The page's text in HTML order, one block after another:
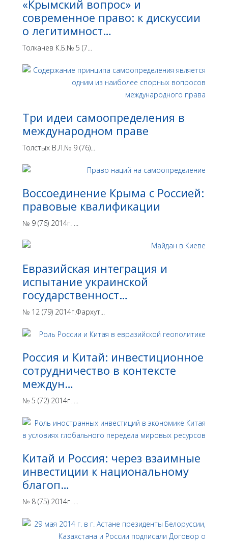
«Крымский вопрос» и
современное право: к дискуссии
о легитимност…
Толкачев К.Б.№ 5 (7...
Три идеи самоопределения в
международном праве
Толстых В.Л.№ 9 (76)...
Воссоединение Крыма с Россией:
правовые квалификации
№ 9 (76) 2014г. ...
Евразийская интеграция и
испытание украинской
государственност…
№ 12 (79) 2014г.Фархут...
Россия и Китай: инвестиционное
сотрудничество в контексте
междун…
№ 5 (72) 2014г. ...
Китай и Россия: через взаимные
инвестиции к национальному
благоп…
№ 8 (75) 2014г. ...